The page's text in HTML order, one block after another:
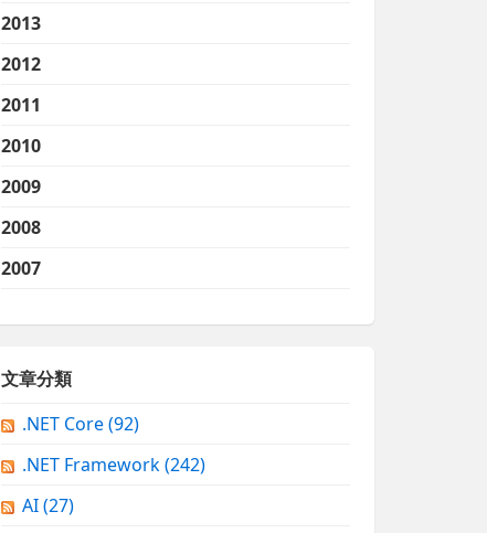
2013
2012
2011
2010
2009
2008
2007
文章分類
.NET Core(92)
.NET Framework(242)
AI(27)